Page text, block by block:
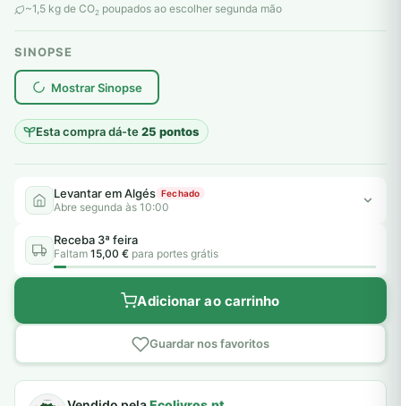
~1,5 kg de CO2 poupados ao escolher segunda mão
SINOPSE
Mostrar Sinopse
Esta compra dá-te25 pontos
plantar árvores reais
Levantar em Algés Fechado
Abre segunda às 10:00
Receba 3ª feira
Faltam 15,00 € para portes grátis
Adicionar ao carrinho
Guardar nos favoritos